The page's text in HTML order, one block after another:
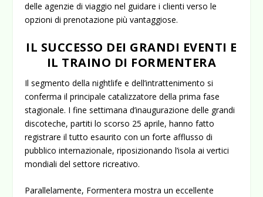
delle agenzie di viaggio nel guidare i clienti verso le
opzioni di prenotazione più vantaggiose.
IL SUCCESSO DEI GRANDI EVENTI E
IL TRAINO DI FORMENTERA
Il segmento dellanightlife e dell’intrattenimento si
conferma il principale catalizzatore della prima fase
stagionale. I fine settimana d’inaugurazione delle grandi
discoteche, partiti lo scorso 25 aprile, hanno fatto
registrare il tutto esaurito con un forte afflusso di
pubblico internazionale, riposizionando l’isola ai vertici
mondiali del settore ricreativo.
Parallelamente, Formentera mostra un eccellente